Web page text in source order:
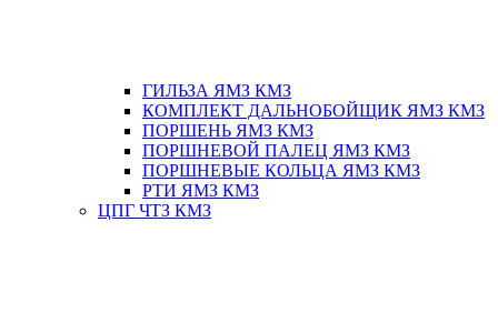
ГИЛЬЗА ЯМЗ КМЗ
КОМПЛЕКТ ДАЛЬНОБОЙЩИК ЯМЗ КМЗ
ПОРШЕНЬ ЯМЗ КМЗ
ПОРШНЕВОЙ ПАЛЕЦ ЯМЗ КМЗ
ПОРШНЕВЫЕ КОЛЬЦА ЯМЗ КМЗ
РТИ ЯМЗ КМЗ
ЦПГ ЧТЗ КМЗ